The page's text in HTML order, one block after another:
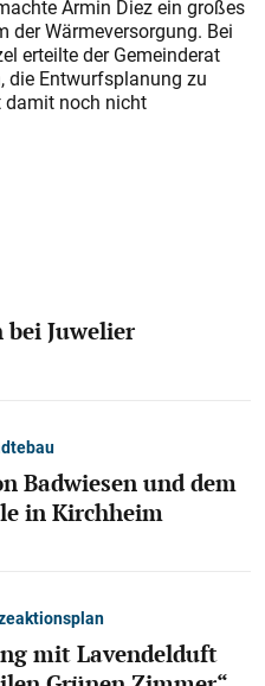
Armin Diez ein großes
der Wärmeversorgung. Bei
erteilte der Gemeinderat
die Entwurfsplanung zu
damit noch nicht
bei Juwelier
Badwiesen und dem
in Kirchheim
mit Lavendelduft